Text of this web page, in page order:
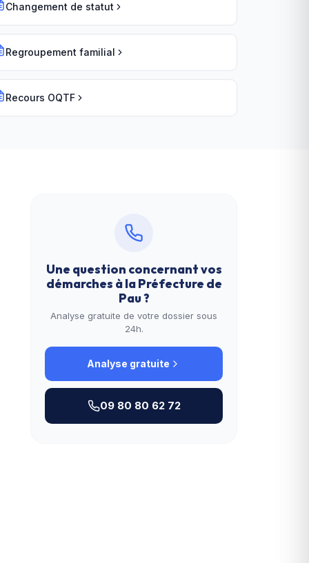
Changement de statut
Regroupement familial
Recours OQTF
Une question concernant vos
démarches à laPréfecture de
Pau?
Analyse gratuite de votre dossier sous
24h.
Analyse gratuite
09 80 80 62 72